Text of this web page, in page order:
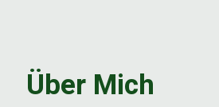
Über Mich